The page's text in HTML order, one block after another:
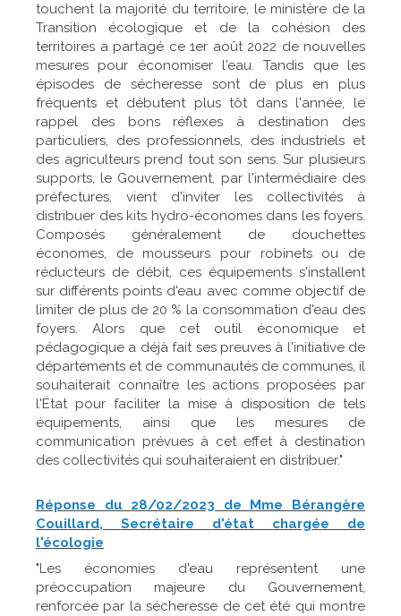
touchent la majorité du territoire, le ministère de la
Transition écologique et de la cohésion des
territoires a partagé ce 1er août 2022 de nouvelles
mesures pour économiser l'eau. Tandis que les
épisodes de sécheresse sont de plus en plus
fréquents et débutent plus tôt dans l'année, le
rappel des bons réflexes à destination des
particuliers, des professionnels, des industriels et
des agriculteurs prend tout son sens. Sur plusieurs
supports, le Gouvernement, par l'intermédiaire des
préfectures, vient d'inviter les collectivités à
distribuer des kits hydro-économes dans les foyers.
Composés généralement de douchettes
économes, de mousseurs pour robinets ou de
réducteurs de débit, ces équipements s'installent
sur différents points d'eau avec comme objectif de
limiter de plus de 20 % la consommation d'eau des
foyers. Alors que cet outil économique et
pédagogique a déjà fait ses preuves à l'initiative de
départements et de communautés de communes, il
souhaiterait connaître les actions proposées par
l'État pour faciliter la mise à disposition de tels
équipements, ainsi que les mesures de
communication prévues à cet effet à destination
des collectivités qui souhaiteraient en distribuer."
Réponse du 28/02/2023 de Mme Bérangère
Couillard, Secrétaire d'état chargée de
l'écologie
"Les économies d'eau représentent une
préoccupation majeure du Gouvernement,
renforcée par la sécheresse de cet été qui montre